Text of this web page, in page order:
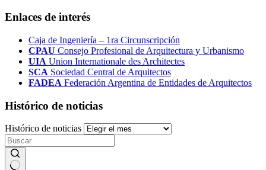
Enlaces de interés
Caja de Ingeniería – 1ra Circunscripción
CPAU Consejo Profesional de Arquitectura y Urbanismo
UIA Union Internationale des Architectes
SCA Sociedad Central de Arquitectos
FADEA Federación Argentina de Entidades de Arquitectos
Histórico de noticias
Histórico de noticias